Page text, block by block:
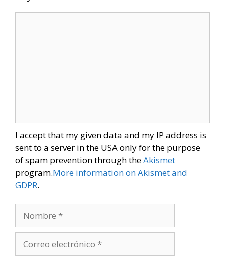
I accept that my given data and my IP address is
sent to a server in the USA only for the purpose
of spam prevention through theAkismet
program.More information on Akismet and
GDPR.
electrónico